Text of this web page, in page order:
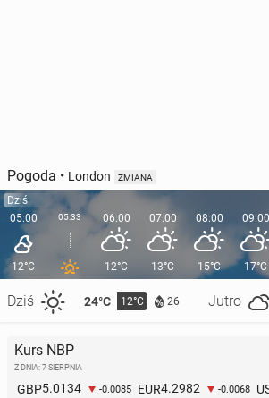
Pogoda • London ZMIANA
Dziś
05:00
12°C
Dziś 24°C 12°C 26 Jutro
05:33 06:00
12°C
07:00
13°C
08:00
15°C
09:00
17°C
Kurs NBP
Z DNIA: 7 SIERPNIA
GBP5.0134 -0.0085 EUR4.2982 -0.0068